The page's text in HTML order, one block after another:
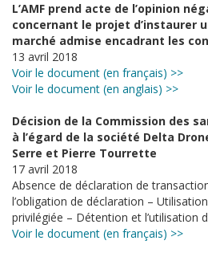
L’AMF prend acte de l’opinion
concernant le projet d’instaurer
marché admise encadrant les
13 avril 2018
Voir le document (en français) >>
Voir le document (en anglais) >>
Décision de la Commission des
à l’égard de la société Delta
Serre et Pierre Tourrette
17 avril 2018
Absence de déclaration de
l’obligation de déclaration –
privilégiée – Détention et l’utilisation
Voir le document (en français) >>